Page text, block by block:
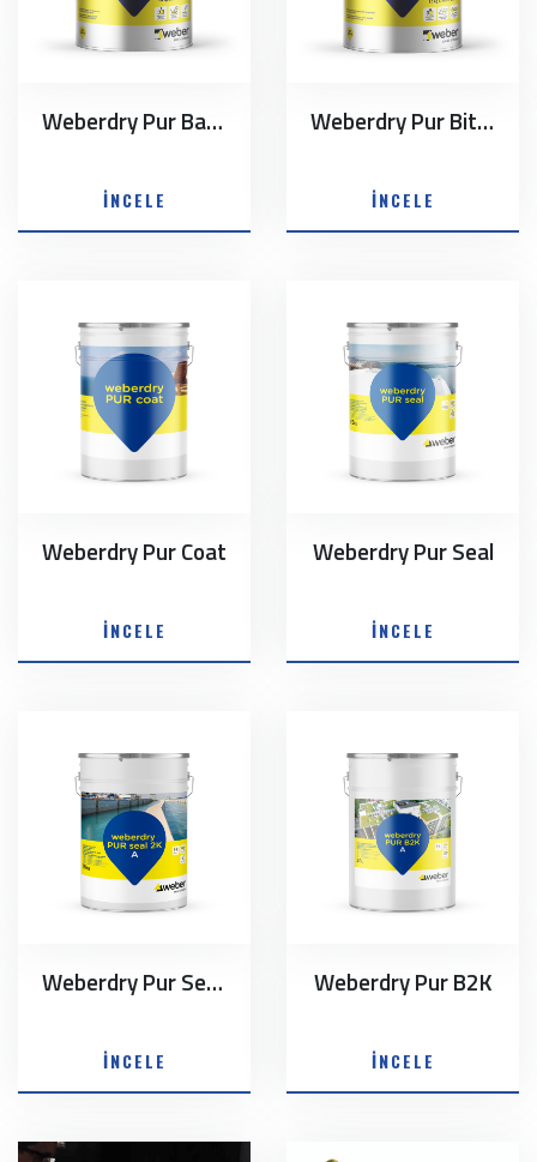
Weberdry Pur Basic
İNCELE
Weberdry Pur Bitumen
İNCELE
Weberdry Pur Coat
İNCELE
Weberdry Pur Seal
İNCELE
Weberdry Pur Seal 2K
İNCELE
Weberdry Pur B2K
İNCELE